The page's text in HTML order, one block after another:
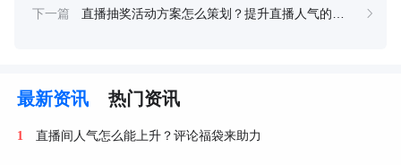
下一篇
最新资讯 热门资讯
1 直播间人气怎么能上升？评论福袋来助力